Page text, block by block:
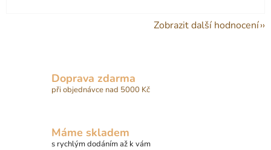
Zobrazit další hodnocení
Doprava zdarma
při objednávce nad 5000 Kč
Máme skladem
s rychlým dodáním až k vám